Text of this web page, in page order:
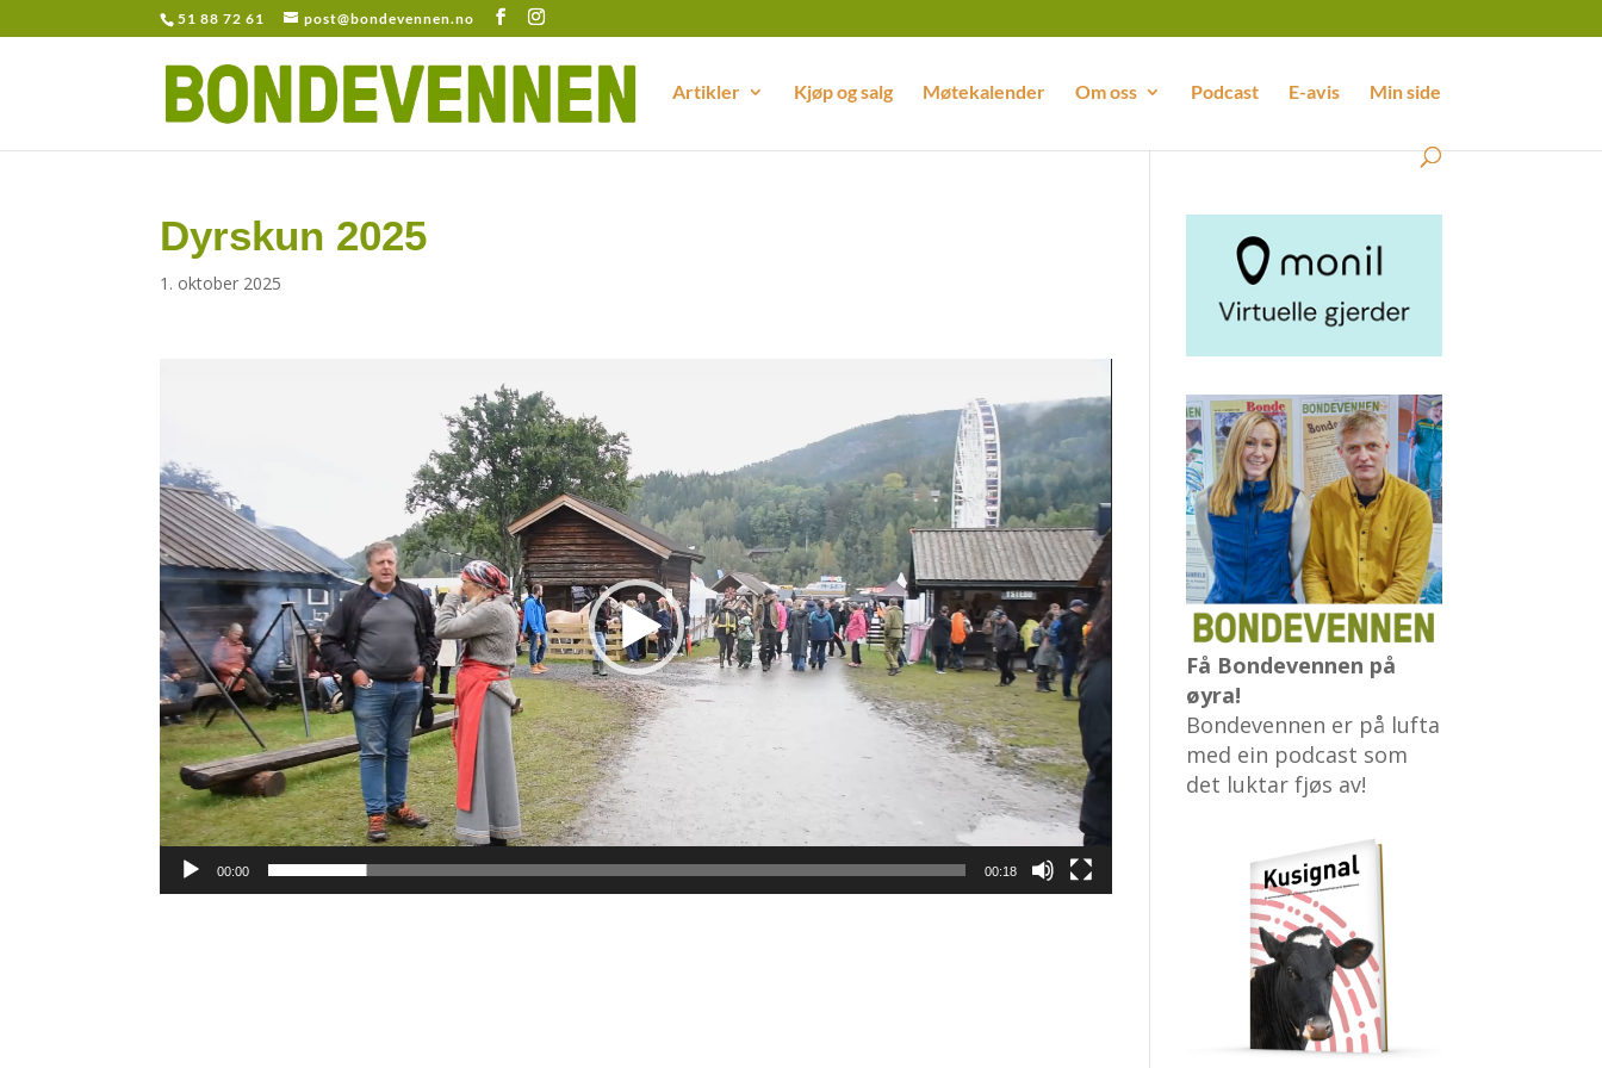
51 88 72 61 post@bondevennen.no
Artikler Kjøp og salg Møtekalender Om oss Podcast E-avis Min side
Dyrskun 2025
1. oktober 2025
00:00 00:18
Få Bondevennen på
øyra!
Bondevennen er på lufta
med ein podcast som
det luktar fjøs av!